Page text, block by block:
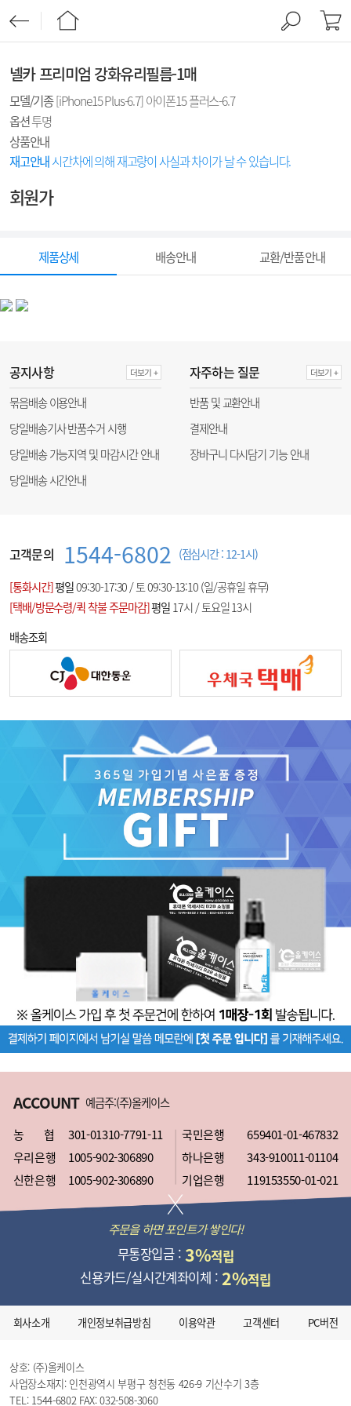
넬카 프리미엄 강화유리필름-1매
모델/기종[iPhone15 Plus-6.7] 아이폰15 플러스-6.7
옵션투명
상품안내
재고안내시간차에 의해 재고량이 사실과 차이가 날 수 있습니다.
회원가
제품상세 배송안내 교환/반품 안내
공지사항 더보기 +
묶음배송 이용안내
당일배송기사 반품수거 시행
당일배송 가능지역 및 마감시간 안내
당일배송 시간안내
자주하는 질문 더보기 +
반품 및 교환안내
결제안내
장바구니 다시담기 기능 안내
고객문의 1544-6802 (점심시간 : 12-1시)
[통화시간]평일09:30-17:30 / 토 09:30-13:10 (일/공휴일 휴무)
[택배/방문수령/퀵 착불 주문마감]평일 17시 / 토요일 13시
배송조회
ACCOUNT 예금주:(주)올케이스
농 협
301-01310-7791-11 국민은행
659401-01-467832
우리은행
1005-902-306890 하나은행
343-910011-01104
신한은행
1005-902-306890 기업은행 119153550-01-021
주문을 하면 포인트가 쌓인다!
무통장입금 : 3%적립
신용카드/실시간계좌이체 : 2%적립
회사소개 개인정보취급방침 이용약관 고객센터 PC버전
상호: (주)올케이스
사업장소재지: 인천광역시 부평구 청천동 426-9 기산수기 3층
TEL: 1544-6802 FAX: 032-508-3060